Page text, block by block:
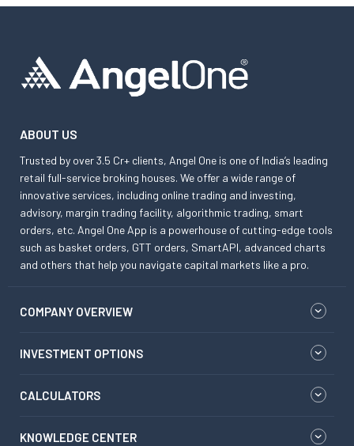
ABOUT US
Trusted by over 3.5 Cr+ clients, Angel One is one of India’s leading
retail full-service broking houses. We offer a wide range of
innovative services, including online trading and investing,
advisory, margin trading facility, algorithmic trading, smart
orders, etc. Angel One App is a powerhouse of cutting-edge tools
such as basket orders, GTT orders, SmartAPI, advanced charts
and others that help you navigate capital markets like a pro.
COMPANY OVERVIEW
INVESTMENT OPTIONS
CALCULATORS
KNOWLEDGE CENTER